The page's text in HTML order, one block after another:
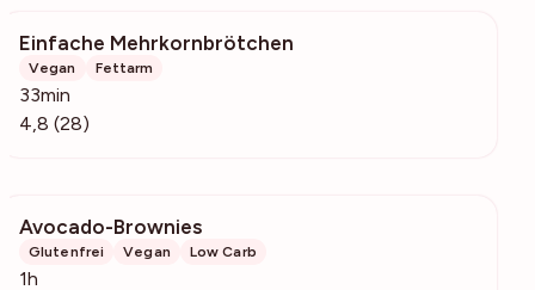
Einfache Mehrkornbrötchen
Vegan Fettarm
33min
4,8 (28)
Avocado-Brownies
Glutenfrei Vegan Low Carb
1h